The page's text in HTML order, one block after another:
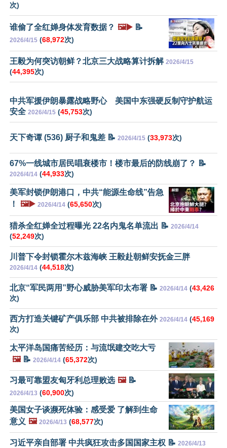
次)
谁偷了全红婵身体发育数据？ 🖼️▶️ 📝
2026/4/15 (68,972次)
王毅为何突访朝鲜？北京三大战略算计拆解 2026/4/15
(44,395次)
中共军援伊朗暴露战略野心 美国中东强硬反制守护航运
安全 2026/4/15 (45,753次)
天下奇谭 (536) 厨子和鬼差 📝 2026/4/15 (33,973次)
67%一线城市居民唱衰楼市！楼市最后的防线崩了？ 📝
2026/4/14 (44,933次)
美军封锁伊朗港口，中共“能源生命线”告急
！
🖼️▶️ 2026/4/14 (65,650次)
猎杀全红婵全过程曝光 22名内鬼名单流出 📝 2026/4/14
(52,249次)
川普下令封锁霍尔木兹海峡 王毅赴朝鲜安抚金三胖
2026/4/14 (44,518次)
北京“军民两用”野心威胁美军印太布署 📝 2026/4/14 (43,426
次)
西方打造关键矿产俱乐部 中共被排除在外 2026/4/14 (45,169
次)
太平洋岛国痛苦经历：与流氓建交吃大亏
🖼️📝 2026/4/14 (65,372次)
习最可靠盟友匈牙利总理败选 🖼️📝
2026/4/13 (60,900次)
美国女子谈濒死体验：感受爱 了解到生命
意义 🖼️ 2026/4/13 (68,577次)
习近平亲自部署 中共疯狂攻击多国国家主权 📝 2026/4/13